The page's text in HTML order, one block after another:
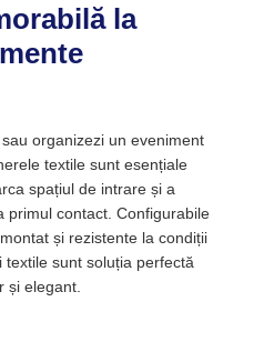
la
organizezi un eveniment
textile sunt esențiale
spațiul de intrare și a
primul contact. Configurabile
și rezistente la condiții
sunt soluția perfectă
și elegant.